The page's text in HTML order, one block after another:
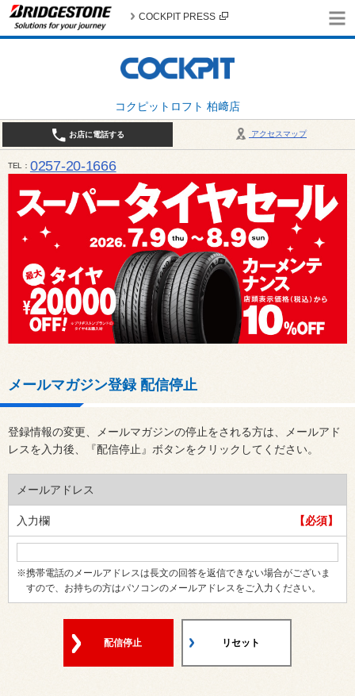
コクピットロフト 柏﨑店
COCKPIT PRESS
アクセスマップ
お店に電話する
TEL 0257-20-1666
平日・土・祝 10:00〜19:00 日曜日（春・秋除く）10:00～18:00 / 定休日：火曜日（1月から2
は月曜日・火曜日お休み）
メールマガジン登録 配信停止
登録情報の変更、メールマガジンの停止をされる方は、メールアド
レスを入力後、『配信停止』ボタンをクリックしてください。
メールアドレス
【必須】
入力欄
※携帯電話のメールアドレスは長文の回答を返信できない場合がございま
すので、お持ちの方はパソコンのメールアドレスをご入力ください。
配信停止 リセット